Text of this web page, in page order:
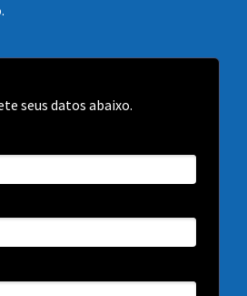
seus datos abaixo.